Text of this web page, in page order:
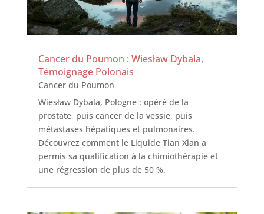
Cancer du Poumon : Wiesław Dybala,
Témoignage Polonais
Cancer du Poumon
Wiesław Dybala, Pologne : opéré de la
prostate, puis cancer de la vessie, puis
métastases hépatiques et pulmonaires.
Découvrez comment le Liquide Tian Xian a
permis sa qualification à la chimiothérapie et
une régression de plus de 50 %.